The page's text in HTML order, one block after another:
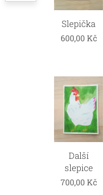
Slepička
600,00Kč
Další
slepice
700,00Kč